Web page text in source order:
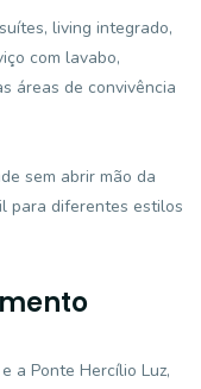
living integrado,
com lavabo,
áreas de convivência
sem abrir mão da
para diferentes estilos
a Ponte Hercílio Luz,